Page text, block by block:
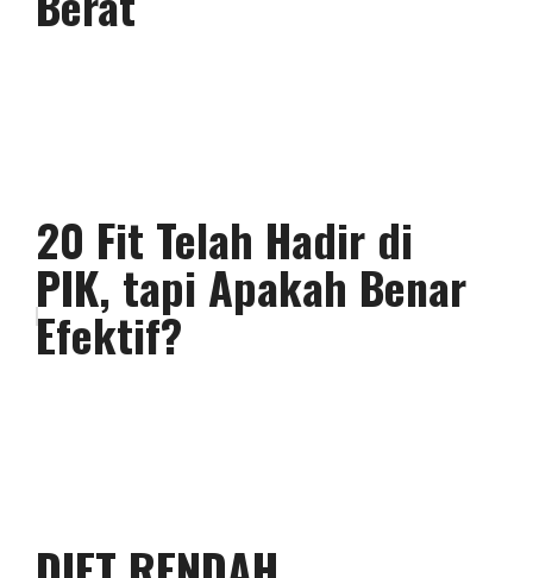
20 Fit Telah Hadir di
PIK, tapi Apakah Benar
Efektif?